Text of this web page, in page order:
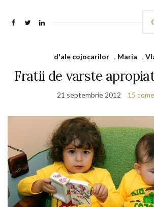
d'ale cojocarilor , Maria ,
Fratii de varste
21 septembrie 2012 15